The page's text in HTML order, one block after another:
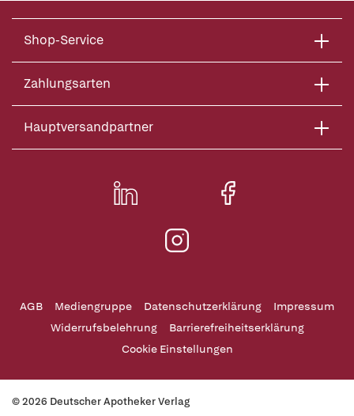
Shop-Service
Zahlungsarten
Hauptversandpartner
AGB Mediengruppe Datenschutzerklärung
Impressum
Widerrufsbelehrung
Barrierefreiheitserklärung
Cookie Einstellungen
© 2026 Deutscher Apotheker Verlag